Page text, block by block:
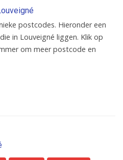
postcodes. Hieronder een
in Louveigné liggen. Klik op
om meer postcode en